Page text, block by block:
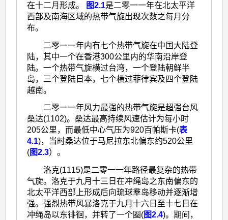
在十二月形成。
图2.1是二零一一年在北太平洋
西部及南海区域的热带气旋出现次数之每月分
布。
二零一一年内有七个热带气旋在中国大陆登
陆，其中一个在香港300公里内的华南沿岸登
陆。一个热带气旋横过台湾，一个登陆朝鲜半
岛，三个登陆日本，七个横过菲律宾及四个登陆
越南。
二零一一年风力最强的热带气旋是超强台风
桑达(1102)。桑达最高持续风速估计为每小时
205公里，而最低中心气压为920百帕斯卡(表
4.1)，当时桑达位于马尼拉东北偏东约520公里
(图2.3）。
洛克(1115)是二零一一年路径最复杂的热带
气旋。洛克于九月十三日在冲绳岛之东南偏东的
北太平洋西部上形成后向琉球羣岛移动并逐渐增
强。强烈热带风暴洛克于九月十六日至十七日在
冲绳岛以东徘徊，并转了一个圈(图2.4)。期间，